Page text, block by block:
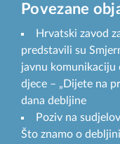
Povezane
Hrvatski zavod
predstavili su
javnu komunikaciju
djece – „Dijete na
dana debljine
Poziv na
Što znamo o